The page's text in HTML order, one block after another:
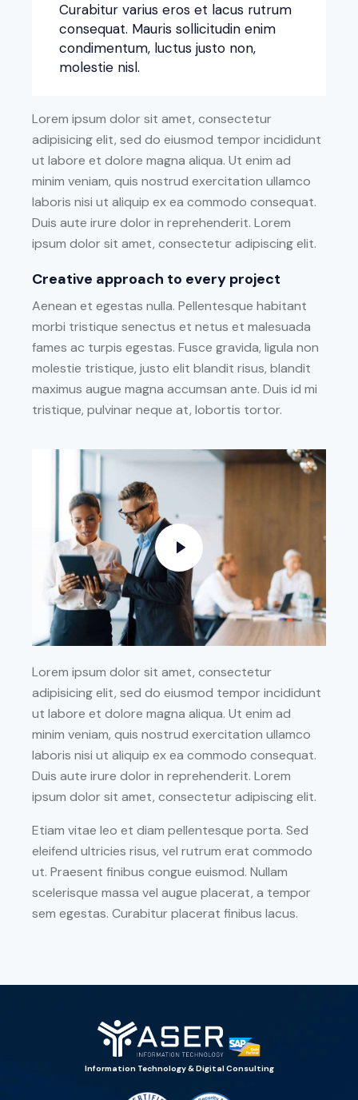
Curabitur varius eros et lacus rutrum
consequat. Mauris sollicitudin enim
condimentum, luctus justo non,
molestie nisl.
Lorem ipsum dolor sit amet, consectetur
adipisicing elit, sed do eiusmod tempor incididunt
ut labore et dolore magna aliqua. Ut enim ad
minim veniam, quis nostrud exercitation ullamco
laboris nisi ut aliquip ex ea commodo consequat.
Duis aute irure dolor in reprehenderit. Lorem
ipsum dolor sit amet, consectetur adipiscing elit.
Creative approach to every project
Aenean et egestas nulla. Pellentesque habitant
morbi tristique senectus et netus et malesuada
fames ac turpis egestas. Fusce gravida, ligula non
molestie tristique, justo elit blandit risus, blandit
maximus augue magna accumsan ante. Duis id mi
tristique, pulvinar neque at, lobortis tortor.
Lorem ipsum dolor sit amet, consectetur
adipisicing elit, sed do eiusmod tempor incididunt
ut labore et dolore magna aliqua. Ut enim ad
minim veniam, quis nostrud exercitation ullamco
laboris nisi ut aliquip ex ea commodo consequat.
Duis aute irure dolor in reprehenderit. Lorem
ipsum dolor sit amet, consectetur adipiscing elit.
Etiam vitae leo et diam pellentesque porta. Sed
eleifend ultricies risus, vel rutrum erat commodo
ut. Praesent finibus congue euismod. Nullam
scelerisque massa vel augue placerat, a tempor
sem egestas. Curabitur placerat finibus lacus.
Information Technology & Digital Consulting